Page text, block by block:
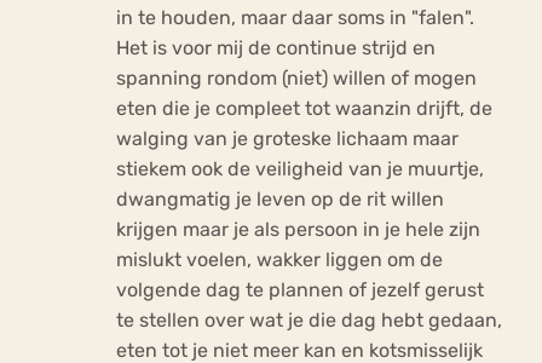
in te houden, maar daar soms in "falen".
Het is voor mij de continue strijd en
spanning rondom (niet) willen of mogen
eten die je compleet tot waanzin drijft, de
walging van je groteske lichaam maar
stiekem ook de veiligheid van je muurtje,
dwangmatig je leven op de rit willen
krijgen maar je als persoon in je hele zijn
mislukt voelen, wakker liggen om de
volgende dag te plannen of jezelf gerust
te stellen over wat je die dag hebt gedaan,
eten tot je niet meer kan en kotsmisselijk